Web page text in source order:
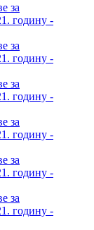
за
годину -
за
годину -
за
годину -
за
годину -
за
годину -
за
годину -